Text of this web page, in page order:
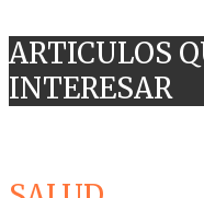
ARTICULOS
INTERESAR